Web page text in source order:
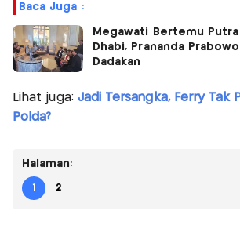
Baca Juga :
Megawati Bertemu
Dhabi, Prananda
Dadakan
Lihat juga: Jadi Tersangka, Ferry Tak
Polda?
Halaman:
1 2